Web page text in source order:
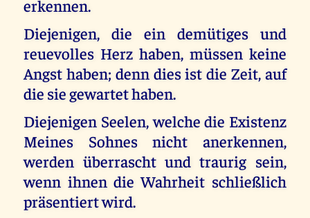
erkennen.
Diejenigen, die ein demütiges und
reuevolles Herz haben, müssen keine
Angst haben; denn dies ist die Zeit, auf
die sie gewartet haben.
Diejenigen Seelen, welche die Existenz
Meines Sohnes nicht anerkennen,
werden überrascht und traurig sein,
wenn ihnen die Wahrheit schließlich
präsentiert wird.